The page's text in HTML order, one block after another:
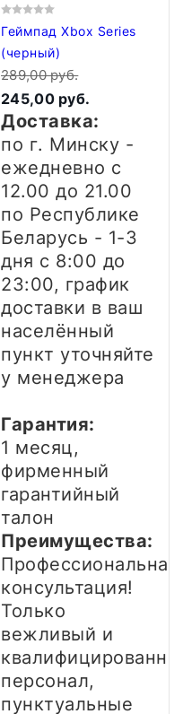
Геймпад Xbox Series
(черный)
289,00 руб.
245,00 руб.
Доставка:
по г. Минску -
ежедневно с
12.00 до 21.00
по Республике
Беларусь - 1-3
дня с 8:00 до
23:00, график
доставки в ваш
населённый
пункт уточняйте
у менеджера
Гарантия:
1 месяц,
фирменный
гарантийный
талон
Преимущества:
Профессиональная
консультация!
Только
вежливый и
персонал,
пунктуальные